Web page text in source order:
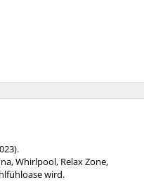
Whirlpool, Relax Zone,
wird.